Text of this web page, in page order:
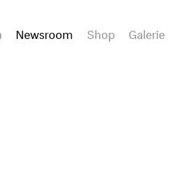
Newsroom Shop Galerie